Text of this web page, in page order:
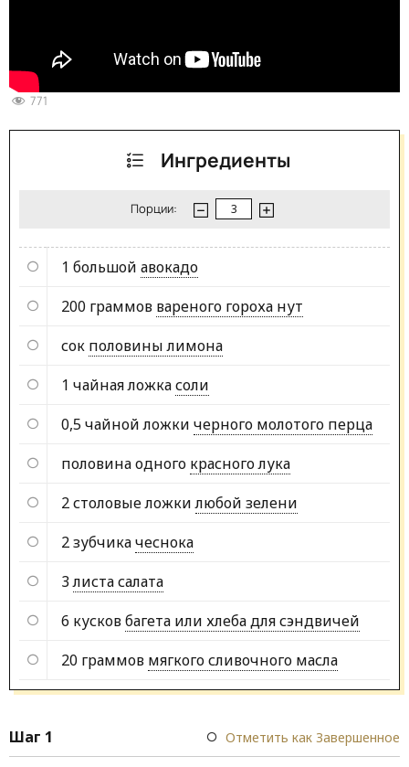
771
Ингредиенты
Порции:
1 большой авокадо
200 граммов вареного гороха нут
сок половины лимона
1 чайная ложкасоли
0,5 чайной ложки черного молотого перца
половина одного красного лука
2 столовые ложки любой зелени
2 зубчикачеснока
3 листа салата
6 кусковбагета или хлеба для сэндвичей
20 граммов мягкого сливочного масла
Шаг 1 Отметить как Завершенное